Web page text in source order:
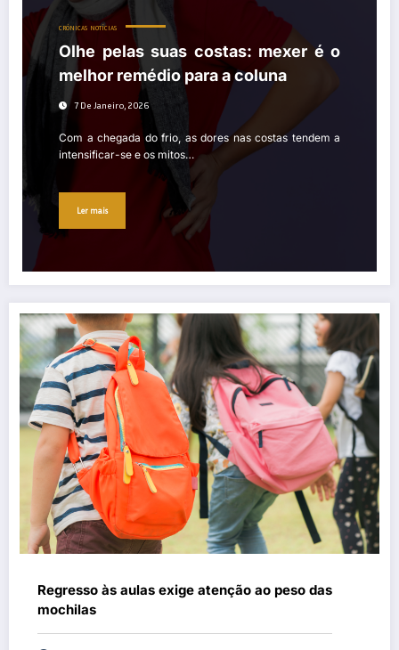
CRÓNICAS NOTÍCIAS
Olhe pelas suas costas: mexer é o
melhor remédio para a coluna
7 De Janeiro, 2026
Com a chegada do frio, as dores nas costas tendem a
intensificar-se e os mitos…
Ler mais
Regresso às aulas exige atenção ao peso das
mochilas